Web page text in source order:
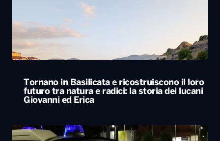
Tornano in Basilicata e ricostruiscono il loro
futuro tra natura e radici: la storia dei lucani
Giovanni ed Erica